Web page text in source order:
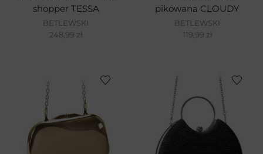
shopper TESSA
BETLEWSKI
248,99 zł
pikowana CLOUDY
BETLEWSKI
119,99 zł